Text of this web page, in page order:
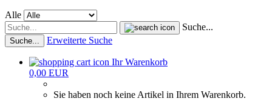
Alle
Suche...
Suche... Erweiterte Suche
Ihr Warenkorb
0,00 EUR
Sie haben noch keine Artikel in Ihrem Warenkorb.